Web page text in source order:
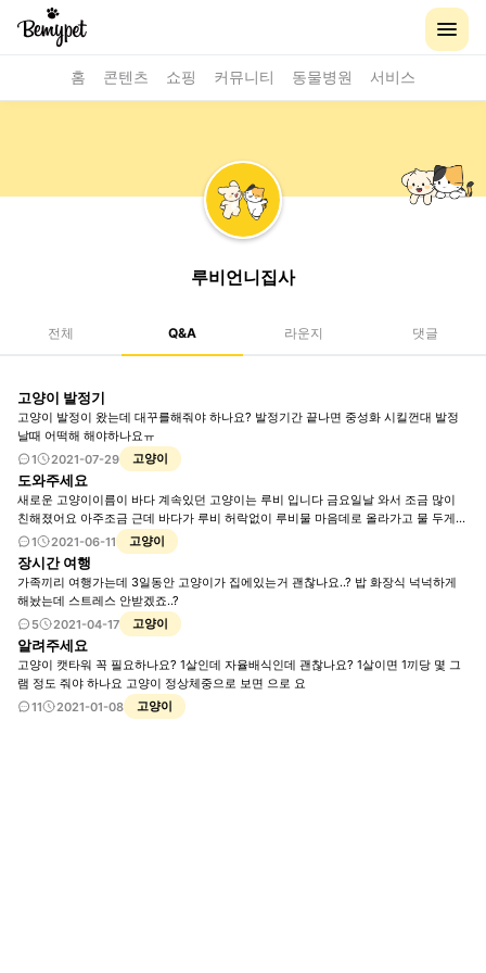
홈 콘텐츠 쇼핑 커뮤니티 동물병원 서비스
루비언니집사
전체 Q&A 라운지 댓글
고양이 발정기
고양이 발정이 왔는데 대꾸를해줘야 하나요? 발정기간 끝나면 중성화 시킬껀대 발정
날때 어떡해 해야하나요ㅠ
1
2021-07-29 고양이
도와주세요
새로운 고양이이름이 바다 계속있던 고양이는 루비 입니다 금요일날 와서 조금 많이
친해졌어요 아주조금 근데 바다가 루비 허락없이 루비물 마음데로 올라가고 물 두게인
데 루비꺼쓰고 화장실도 두개인데 루비꺼쓰고... 캣타워 루비 가 제일 좋아하는 자리뺏
고 캣타워 스크래쳐도하고 루비는 지켜볼수밖에 없었어요 바다가 루비보다 언니이고
애교도 많고 엄청말랐어요 바다가 많이 파양당한 고양이에요 상처도 많은애고.. 만약
바다랑 잘 안되면 바다또 다른데로 보내야한데요.. 루비가 엄청착한고양이였는데 하악
할줄모르는 애교많은 고양이였는데 하악하니까 정말놀랐어요.. 루비가 스트레스 받는
지 어제부터 사료 조금먹고 토하고(토은 사료토입니다) 잠도못자고.. 이게 맞는건가 싶
어요ㅠㅠ 상황을 지켜볼수록 루비한테 미안해 져요ㅠㅠ 시간이 답이긴한데 저랑 루비
는 스트레스 엄청 날거 같아요.. 주변에는 그냥 격리말고 하더라도 하루만 지겨보고 난
뒤 합사 시키라하더라고요 근데 지금 루비가 하악도 안하고 바다는 루비한테 미안한지
계속 다가오고있긴한데 루비도 조금씩 마음을 열고있는게보이더라고요 하악도 안하
고 바다를 계속 보더라고요 둘다 친화력이 강해서 빨리 친해지길 바랬는데... 루비도 예
1 2021-06-11 고양이
장시간 여행
가족끼리 여행가는데 3일동안 고양이가 집에있는거 괜찮나요..? 밥 화장식 넉넉하게
해놨는데 스트레스 안받겠죠..?
5
2021-04-17 고양이
알려주세요
고양이 캣타워 꼭 필요하나요? 1살인데 자율배식인데 괜찮나요? 1살이면 1끼당 몇 그
램 정도 줘야 하나요 고양이 정상체중으로 보면 으로 요
11
2021-01-08 고양이